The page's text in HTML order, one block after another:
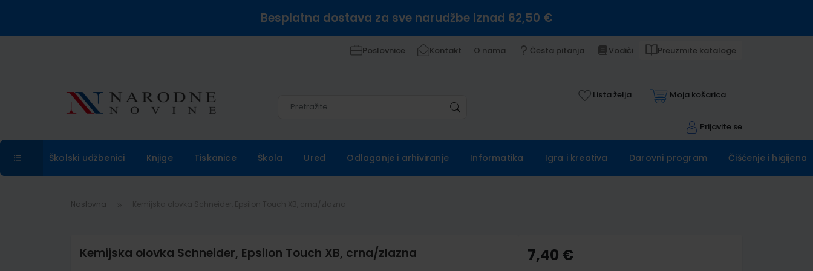
Besplatna dostava za sve narudžbe iznad 62,50 €
Poslovnice Kontakt O nama Česta pitanja Vodiči Preuzmite kataloge
Lista želja Moja košarica
Prijavite se
Školski udžbenici Knjige Tiskanice Škola Ured Odlaganje i arhiviranje Informatika Igra i kreativa Darovni program Čišćenje i higijena
Naslovna
Kemijska olovka Schneider, Epsilon Touch XB, crna/zlazna 7,40 €